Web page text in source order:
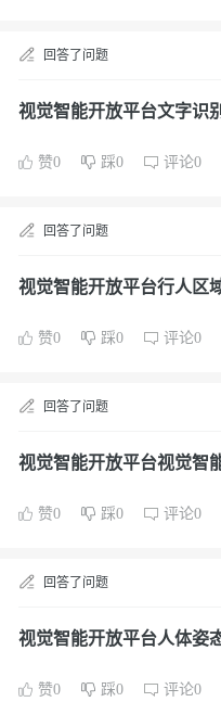
回答了问题
视觉智能开放平台文字识
赞0 踩0 评论0
回答了问题
视觉智能开放平台行人区
赞0 踩0 评论0
回答了问题
视觉智能开放平台视觉智
赞0 踩0 评论0
回答了问题
视觉智能开放平台人体姿
赞0 踩0 评论0